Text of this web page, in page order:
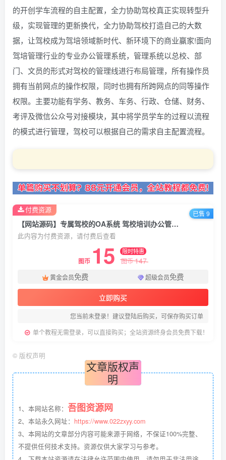
的开创学车流程的自主配置，全力协助驾校真正实现转型升
级，实现管理的更新换代，全力协助驾校打造自己的大数
据，让驾校成为驾培领域新时代、新环境下的商业赢家!面向
驾培管理行业的专业办公管理系统，管理系统以总校、部
门、文员的形式对驾校的管理线进行布局管理，所有操作员
拥有当前网点的操作权限，同时也拥有所跨网点的同等操作
权限。主要功能有学务、教务、车务、行政、仓储、财务、
考评及微信公众号对接模块，其中将学员学车的过程以流程
的模式进行管理，驾校可以根据自己的需求自主配置流程。
【网站源码】专属驾校的OA系统 驾校培训办公管理系统 培训管理系统 驾培管理行业
此内容为付费资源，请付费后查看
图币 15 限时特惠
图币147
黄金会员免费 超级会员免费
立即购买
您当前未登录！建议登陆后购买，可保存购买订单
单个教程无需登录，可以直接购买；全站资源终身会员免费下载！
付费资源 已售 9
© 版权声明
文章版权声
明
1、本网站名称： 吾图资源网
2、本站永久网址： https://www.022zxyy.com
3、本网站的文章部分内容可能来源于网络，不保证100%完整、
不提供任何技术支持。资源仅供大家学习与参考。